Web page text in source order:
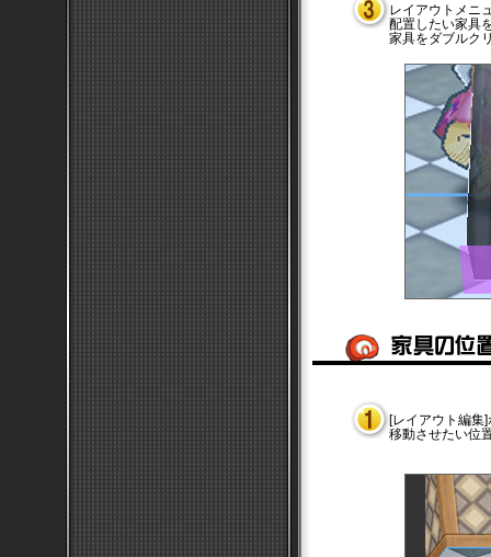
レイアウトメニ
配置したい家具
家具をダブルク
[レイアウト編集
移動させたい位